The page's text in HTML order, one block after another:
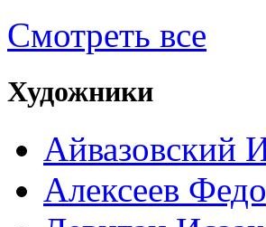
Смотреть все
Художники
Айвазовский
Алексеев